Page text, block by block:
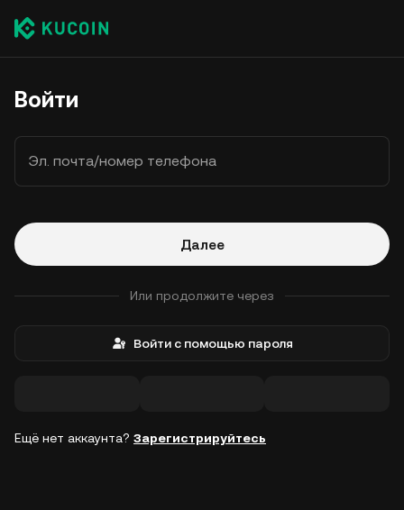
Войти
Эл. почта/номер телефона
Далее
Или продолжите через
Войти с помощью пароля
Ещё нет аккаунта? Зарегистрируйтесь